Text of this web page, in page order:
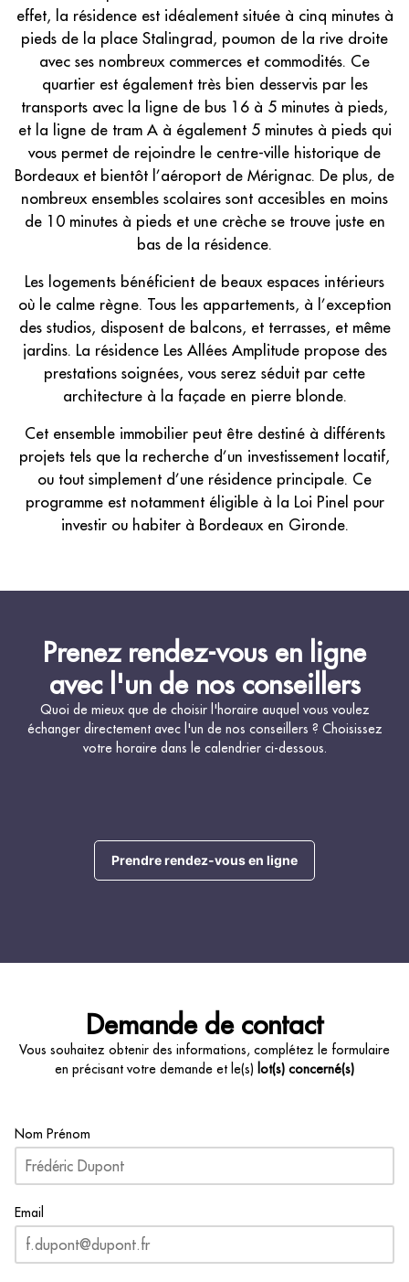
effet, la résidence est idéalement située à cinq minutes à
pieds de la place Stalingrad, poumon de la rive droite
avec ses nombreux commerces et commodités. Ce
quartier est également très bien desservis par les
transports avec la ligne de bus 16 à 5 minutes à pieds,
et la ligne de tram A à également 5 minutes à pieds qui
vous permet de rejoindre le centre-ville historique de
Bordeaux et bientôt l’aéroport de Mérignac. De plus, de
nombreux ensembles scolaires sont accesibles en moins
de 10 minutes à pieds et une crèche se trouve juste en
bas de la résidence.
Les logements bénéficient de beaux espaces intérieurs
où le calme règne. Tous les appartements, à l’exception
des studios, disposent de balcons, et terrasses, et même
jardins. La résidence Les Allées Amplitude propose des
prestations soignées, vous serez séduit par cette
architecture à la façade en pierre blonde.
Cet ensemble immobilier peut être destiné à différents
projets tels que la recherche d’un investissement locatif,
ou tout simplement d’une résidence principale. Ce
programme est notamment éligible à la Loi Pinel pour
investir ou habiter à Bordeaux en Gironde.
Prenez rendez-vous en ligne
avec l'un de nos conseillers
Quoi de mieux que de choisir l'horaire auquel vous voulez
échanger directement avec l'un de nos conseillers ? Choisissez
votre horaire dans le calendrier ci-dessous.
Prendre rendez-vous en ligne
Demande de contact
Vous souhaitez obtenir des informations, complétez le formulaire
en précisant votre demande et le(s) lot(s) concerné(s)
Nom Prénom
Email